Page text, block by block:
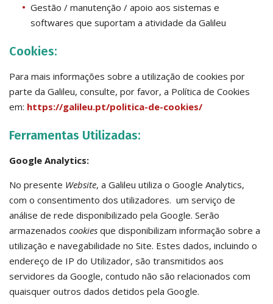
Gestão / manutenção / apoio aos sistemas e
softwares que suportam a atividade da Galileu
Cookies:
Para mais informações sobre a utilização de cookies por
parte da Galileu, consulte, por favor, a Política de Cookies
em: https://galileu.pt/politica-de-cookies/
Ferramentas Utilizadas:
Google Analytics:
No presente Website, a Galileu utiliza o Google Analytics,
com o consentimento dos utilizadores. um serviço de
análise de rede disponibilizado pela Google. Serão
armazenados cookies que disponibilizam informação sobre a
utilização e navegabilidade no Site. Estes dados, incluindo o
endereço de IP do Utilizador, são transmitidos aos
servidores da Google, contudo não são relacionados com
quaisquer outros dados detidos pela Google.